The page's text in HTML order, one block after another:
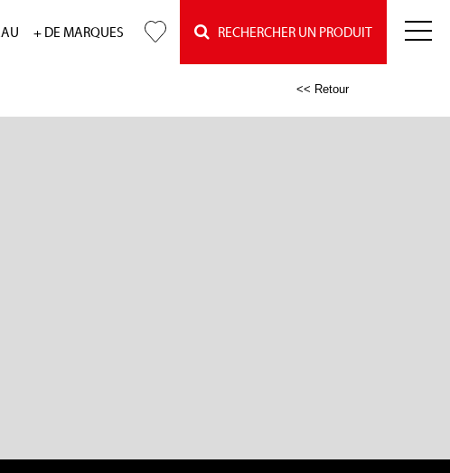
+ DE MARQUES RECHERCHER UN PRODUIT
<< Retour